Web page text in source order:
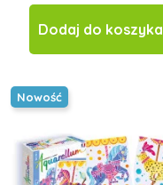
Dodaj do koszyka
Nowość